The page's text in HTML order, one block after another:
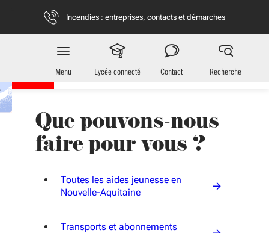
Vous naviguez en mode anonymisé,
Incendies : entreprises, contacts et démarches
Jeunes
en Nouvelle-Aquitaine
Menu Lycée connecté Contact Recherche
Que pouvons-nous
faire pour vous ?
Toutes les aides jeunesse en
Nouvelle-Aquitaine
Transports et abonnements